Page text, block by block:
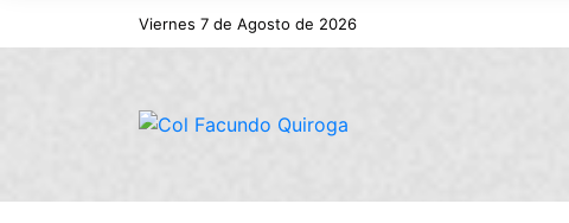
Viernes 7 de Agosto de 2026